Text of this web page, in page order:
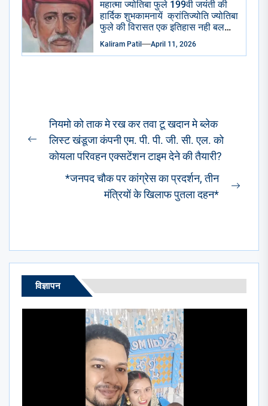
महात्मा ज्योतिबा फुले 199वी जयंती की
हार्दिक शुभकामनायें क्रांतिज्योति ज्योतिबा
फुले की विरासत एक इतिहास नही बलकि
एक प्रेरणा है – किरण तायडे
Kaliram Patil April 11, 2026
Post
navigation
Previous
नियमो को ताक मे रख कर तवा टू खदान मे ब्लेक
लिस्ट खंडूजा कंपनी एम. पी. पी. जी. सी. एल. को
कोयला परिवहन एक्सटेंशन टाइम देने की तैयारी?
*जनपद चौक पर कांग्रेस का प्रदर्शन, तीन
मंत्रियों के खिलाफ पुतला दहन*
विज्ञापन